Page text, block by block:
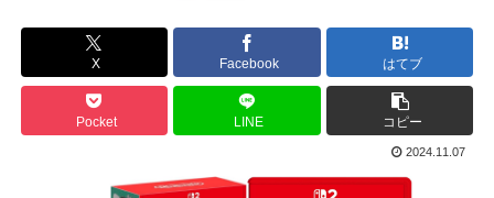
X Facebook はてブ
Pocket LINE コピー
2024.11.07